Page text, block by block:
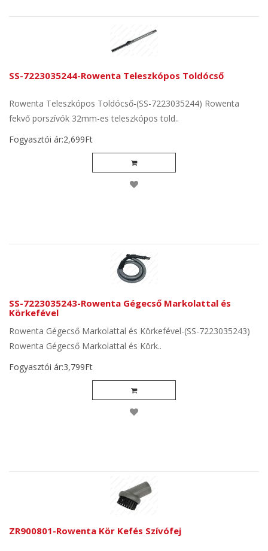
SS-7223035244-Rowenta Teleszkópos Toldócső
Rowenta Teleszkópos Toldócső-(SS-7223035244) Rowenta
fekvő porszívók 32mm-es teleszkópos told..
Fogyasztói ár:2,699Ft
SS-7223035243-Rowenta Gégecső Markolattal és
Körkefével
Rowenta Gégecső Markolattal és Körkefével-(SS-7223035243)
Rowenta Gégecső Markolattal és Körk..
Fogyasztói ár:3,799Ft
ZR900801-Rowenta Kör Kefés Szívófej